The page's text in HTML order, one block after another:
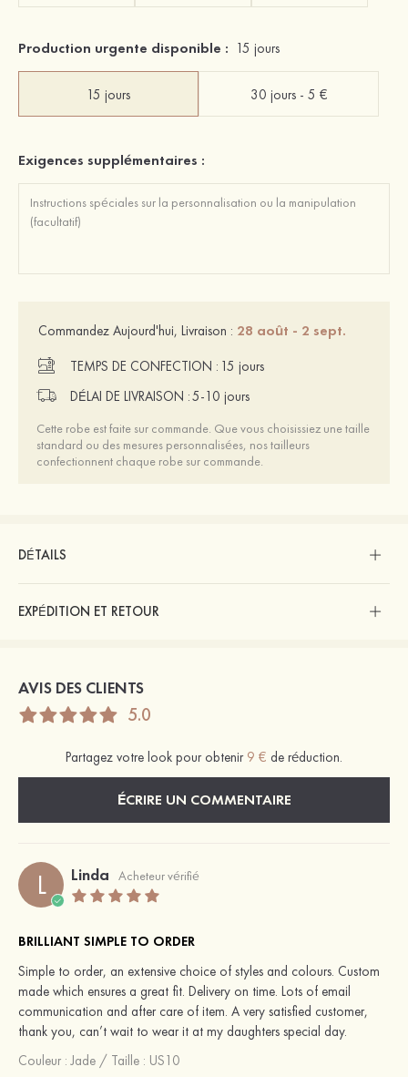
Production urgente disponible : 15 jours
15 jours 30 jours - 5 €
Exigences supplémentaires :
Commandez Aujourd'hui, Livraison : 28 août - 2 sept.
TEMPS DE CONFECTION : 15 jours
DÉLAI DE LIVRAISON :5-10 jours
Cette robe est faite sur commande. Que vous choisissiez une taille
standard ou des mesures personnalisées, nos tailleurs
confectionnent chaque robe sur commande.
DÉTAILS
EXPÉDITION ET RETOUR
AVIS DES CLIENTS
5.0
Partagez votre look pour obtenir 9 € de réduction.
ÉCRIRE UN COMMENTAIRE
L Linda Acheteur vérifié
BRILLIANT SIMPLE TO ORDER
Simple to order, an extensive choice of styles and colours. Custom
made which ensures a great fit. Delivery on time. Lots of email
communication and after care of item. A very satisfied customer,
thank you, can’t wait to wear it at my daughters special day.
Couleur :Jade / Taille : US10